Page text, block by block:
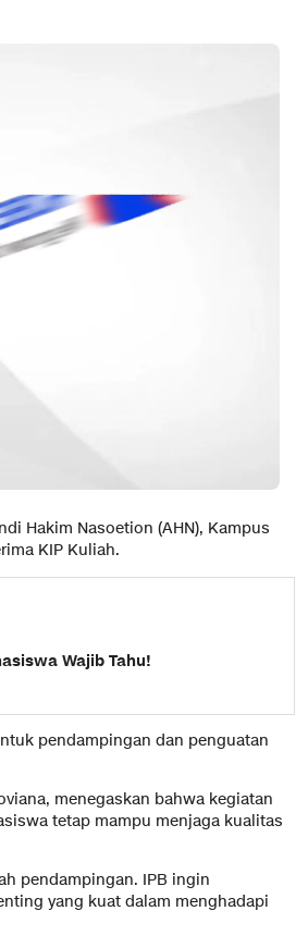
Hakim Nasoetion (AHN), Kampus
KIP Kuliah.
Wajib Tahu!
pendampingan dan penguatan
menegaskan bahwa kegiatan
tetap mampu menjaga kualitas
pendampingan. IPB ingin
yang kuat dalam menghadapi